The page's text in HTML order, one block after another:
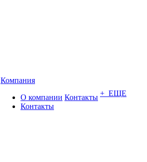
Компания
О компании
Контакты
Контакты + ЕЩЕ